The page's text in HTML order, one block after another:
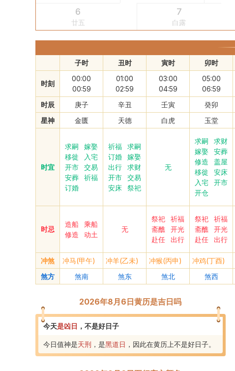
6
廿五
7
白露
子时
丑时 寅时 卯时
时刻
00:00
00:59
01:00
02:59
03:00
04:59
05:00
06:59
时辰
庚子 辛丑 壬寅 癸卯
星神
金匮 天德 白虎 玉堂
时宜
求嗣
嫁娶
移徙
入宅
开市
交易
安葬
祈福
订婚
祈福
求嗣
订婚
嫁娶
出行
求财
开市
交易
安床
祭祀
无
求嗣
求财
嫁娶
安葬
修造
盖屋
移徙
安床
入宅
开市
开仓
时忌
造船
乘船
修造
动土
无
祭祀
祈福
斋醮
开光
赴任
出行
祭祀
祈福
斋醮
开光
赴任
出行
冲煞 冲马(甲午) 冲羊(乙未) 冲猴(丙申) 冲鸡(丁酉)
煞方
煞南 煞东 煞北 煞西
2026年8月6日黄历是吉日吗
今天是凶日 ， 不是好日子
今日值神是天刑 ，是黑道日 ， 因此在黄历上不是好日子。